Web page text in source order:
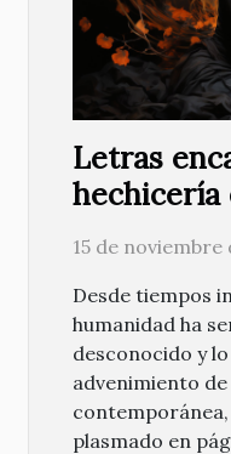
Letras
15 de noviembre
Desde tiempos
humanidad ha
desconocido y
advenimiento
plasmado en